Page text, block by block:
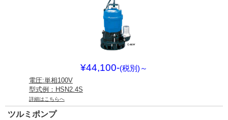
¥44,100-(税別) ～
電圧:単相100V
型式例：HSN2.4S
詳細はこちらへ
ツルミポンプ